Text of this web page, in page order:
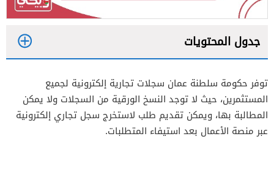
جدول المحتويات
2
3
4
توفر حكومة سلطنة عمان سجلات تجارية إلكترونية لجميع
المستثمرين، حيث لا توجد النسخ الورقية من السجلات ولا يمكن
المطالبة بها، ويمكن تقديم طلب لاستخرج سجل تجاري إلكترونية
عبر منصة الأعمال بعد استيفاء المتطلبات.